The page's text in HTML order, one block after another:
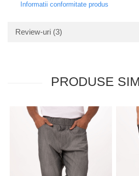
Informatii conformitate produs
Review-uri (3)
PRODUSE